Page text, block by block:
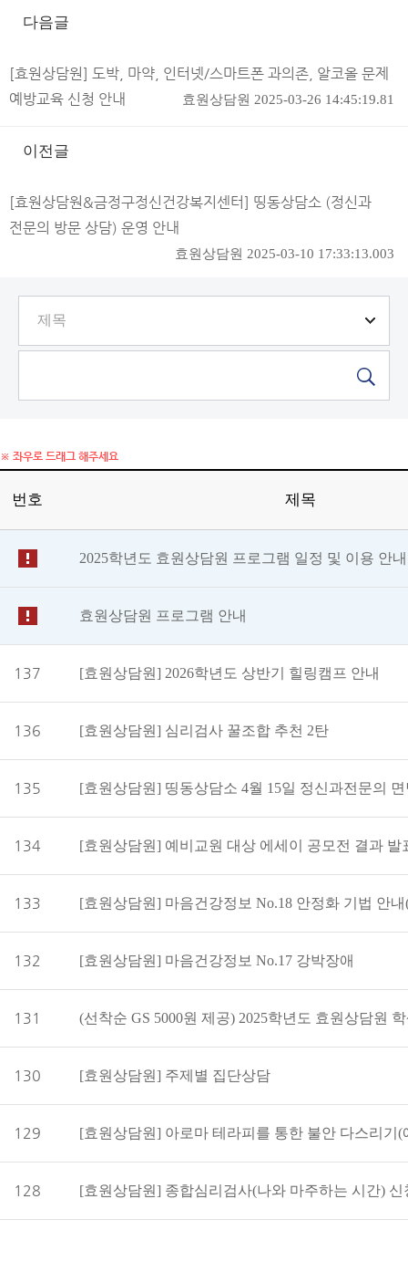
다음글
[효원상담원] 도박, 마약, 인터넷/스마트폰 과의존, 알코올 문제
예방교육 신청 안내
효원상담원 2025-03-26 14:45:19.81
이전글
[효원상담원&금정구정신건강복지센터] 띵동상담소 (정신과
전문의 방문 상담) 운영 안내
효원상담원 2025-03-10 17:33:13.003
번호 제목
2025학년도 효원상담원 프로그램 일정 및 이용 안내
효원상담원 프로그램 안내
137 [효원상담원] 2026학년도 상반기 힐링캠프 안내
136 [효원상담원] 심리검사 꿀조합 추천 2탄
135
134 [효원상담원] 예비교원 대상 에세이 공모전 결과 발
133 [효원상담원] 마음건강정보 No.18 안정화 기법 안
132 [효원상담원] 마음건강정보 No.17 강박장애
131
130 [효원상담원] 주제별 집단상담
129 [효원상담원] 아로마 테라피를 통한 불안 다스리기(
128 [효원상담원] 종합심리검사(나와 마주하는 시간) 신